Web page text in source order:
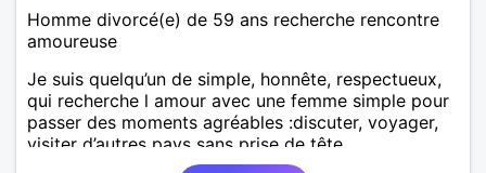
Homme divorcé(e) de 59 ans recherche rencontre
amoureuse
Je suis quelqu’un de simple, honnête, respectueux,
qui recherche l amour avec une femme simple pour
passer des moments agréables :discuter, voyager,
visiter d’autres pays sans prise de tête.